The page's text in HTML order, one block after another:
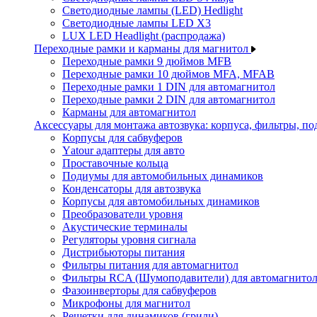
Светодиодные лампы (LED) Hedlight
Светодиодные лампы LED X3
LUX LED Headlight (распродажа)
Переходные рамки и карманы для магнитол
Переходные рамки 9 дюймов MFB
Переходные рамки 10 дюймов MFA, MFAB
Переходные рамки 1 DIN для автомагнитол
Переходные рамки 2 DIN для автомагнитол
Карманы для автомагнитол
Аксессуары для монтажа автозвука: корпуса, фильтры,
Корпусы для сабвуферов
Yаtour адаптеры для авто
Проставочные кольца
Подиумы для автомобильных динамиков
Конденсаторы для автозвука
Корпусы для автомобильных динамиков
Преобразователи уровня
Акустические терминалы
Регуляторы уровня сигнала
Дистрибьюторы питания
Фильтры питания для автомагнитол
Фильтры RCA (Шумоподавители) для автомагнитол
Фазоинверторы для сабвуферов
Микрофоны для магнитол